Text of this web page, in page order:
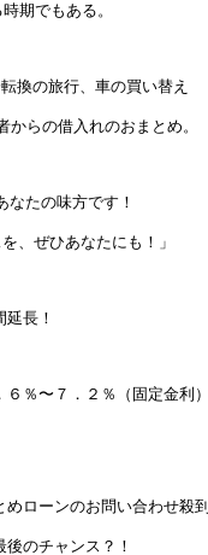
期でもある。
換の旅行、車の買い替え
らの借入れのおまとめ。
たの味方です！
、ぜひあなたにも！」
長！
％〜７．２％（固定金利
ローンのお問い合わせ殺
のチャンス？！